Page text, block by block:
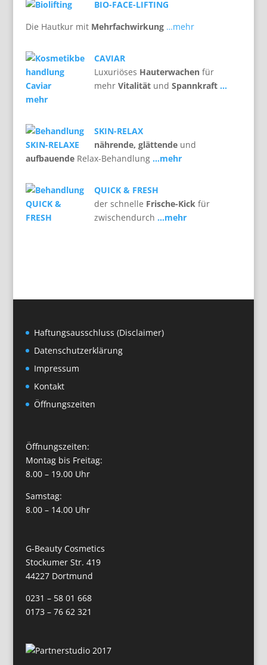
BIO-FACE-LIFTING
Die Hautkur mit Mehrfachwirkung …mehr
CAVIAR
Luxuriöses Hauterwachenfür
mehr Vitalitätund Spannkraft …
mehr
SKIN-RELAX
nährende, glättende und
aufbauendeRelax-Behandlung …mehr
QUICK & FRESH
der schnelle Frische-Kick für
zwischendurch …mehr
Haftungsausschluss (Disclaimer)
Datenschutzerklärung
Impressum
Kontakt
Öffnungszeiten
Öffnungszeiten:
Montag bis Freitag:
8.00 – 19.00 Uhr
Samstag:
8.00 – 14.00 Uhr
G-Beauty Cosmetics
Stockumer Str. 419
44227 Dortmund
0231 – 58 01 668
0173 – 76 62 321